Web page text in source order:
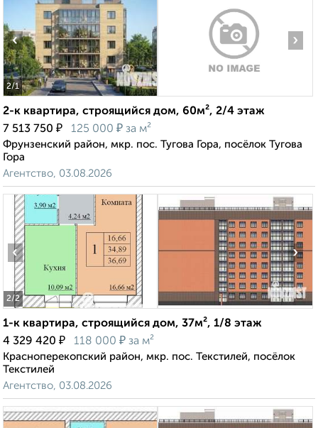
2/1
‹ ›
2-к квартира, строящийся дом, 60м², 2/4 этаж
7 513 750 ₽ 125 000 ₽ за м²
Фрунзенский район, мкр. пос. Тугова Гора, посёлок Тугова
Гора
Агентство, 03.08.2026
2/2
‹ ›
1-к квартира, строящийся дом, 37м², 1/8 этаж
4 329 420 ₽ 118 000 ₽ за м²
Красноперекопский район, мкр. пос. Текстилей, посёлок
Текстилей
Агентство, 03.08.2026